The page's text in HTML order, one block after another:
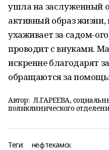
ушла на заслуженный
активный образ жизни,
ухаживает за садом-
проводит с внуками.
искренне благодарят
обращаются за
Автор: Л.ГАРЕЕВА,
поликлинического
Теги: нефтекамск